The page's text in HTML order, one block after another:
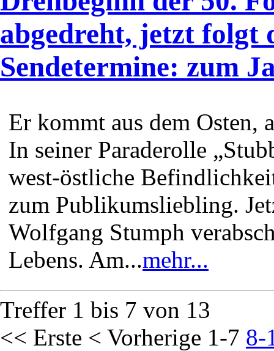
abgedreht, jetzt folgt
Sendetermine: zum
Er kommt aus dem Osten,
In seiner Paraderolle
west-östliche
zum Publikumsliebling.
Wolfgang Stumph
Lebens. Am...mehr...
Treffer 1 bis 7 von 13
<< Erste < Vorherige 1-7 8-